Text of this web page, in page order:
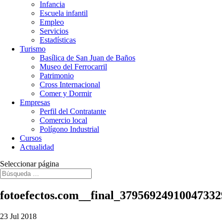
Infancia
Escuela infantil
Empleo
Servicios
Estadísticas
Turismo
Basílica de San Juan de Baños
Museo del Ferrocarril
Patrimonio
Cross Internacional
Comer y Dormir
Empresas
Perfil del Contratante
Comercio local
Polígono Industrial
Cursos
Actualidad
Seleccionar página
23 Jul 2018